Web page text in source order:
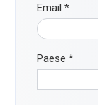
Email*
Paese*